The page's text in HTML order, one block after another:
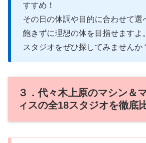
すすめ！
その日の体調や目的に合わせて選
飽きずに理想の体を目指せますよ
スタジオをぜひ探してみませんか
３．代々木上原のマシン＆
ィスの全18スタジオを徹底